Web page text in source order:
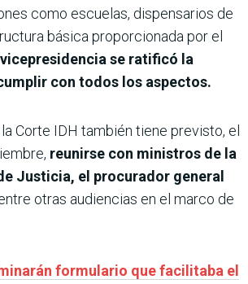
como escuelas, dispensarios de
básica proporcionada por el
vicepresidencia se ratificó la
con todos los aspectos.
Corte IDH también tiene previsto, el
reunirse con ministros de la
Justicia, el procurador general
otras audiencias en el marco de
formulario que facilitaba el